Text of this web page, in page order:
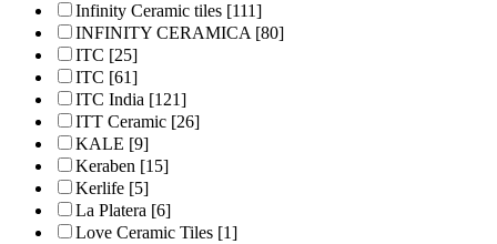
Infinity Ceramic tiles [111]
INFINITY CERAMICA[80]
ITC [25]
ITC [61]
ITC India [121]
ITT Ceramic [26]
KALE [9]
Keraben [15]
Kerlife [5]
La Platera [6]
Love Ceramic Tiles [1]